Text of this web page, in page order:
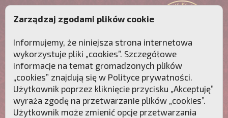
Zarządzaj zgodami plików cookie
Informujemy, że niniejsza strona internetowa
wykorzystuje pliki „cookies”. Szczegółowe
informacje na temat gromadzonych plików
„cookies” znajdują się w Polityce prywatności.
Użytkownik poprzez kliknięcie przycisku „Akceptuję”
wyraża zgodę na przetwarzanie plików „cookies”.
Użytkownik może zmienić opcje przetwarzania